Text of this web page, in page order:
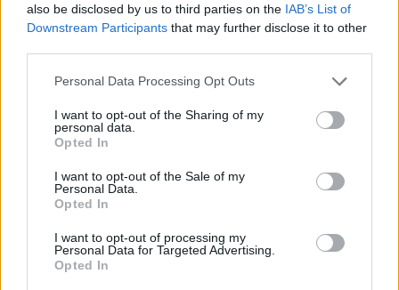
also be disclosed by us to third parties on the IAB’s List of
Downstream Participants that may further disclose it to other
Personal Data Processing Opt Outs
I want to opt-out of the Sharing of my
personal data.
Opted In
I want to opt-out of the Sale of my
Personal Data.
Opted In
I want to opt-out of processing my
Personal Data for Targeted Advertising.
Opted In
ένιωθα υγιής όσο ήμουν εκεί», είπε η ίδια.
Το χειρότερο ήταν όμως πως η σκηνή έπρεπε να γίνει ξανά και
ξανά μέχρι το αποτέλεσμα να βγει τέλειο, την στιγμή που ο
πρωταγωνιστής πονούσε αφόρητα λόγω της εγχείρησης στο